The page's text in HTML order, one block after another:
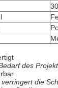
des
die